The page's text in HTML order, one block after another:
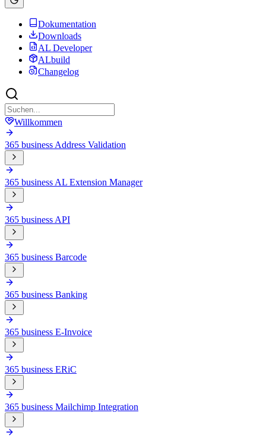
Dokumentation
Downloads
AL Developer
ALbuild
Changelog
Willkommen
365 business Address Validation
365 business AL Extension Manager
365 business API
365 business Barcode
365 business Banking
365 business E-Invoice
365 business ERiC
365 business Mailchimp Integration